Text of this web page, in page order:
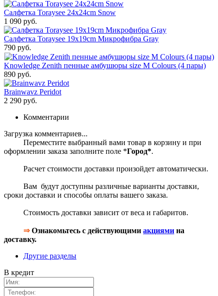
Салфетка Toraysee 24x24cm Snow
1 090 руб.
Салфетка Toraysee 19x19cm Микрофибра Gray
790 руб.
Knowledge Zenith пенные амбушюры size M Colours (4 пары)
890 руб.
Brainwavz Peridot
2 290 руб.
Комментарии
Загрузка комментариев...
Переместите выбранный вами товар в корзину и при
оформлении заказа заполните поле *Город*.
Расчет стоимости доставки произойдет автоматически.
Вам будут доступны различные варианты доставки,
сроки доставки и способы оплаты вашего заказа.
Стоимость доставки зависит от веса и габаритов.
⇒Ознакомьтесь с действующими акциями на
доставку.
Другие разделы
В кредит